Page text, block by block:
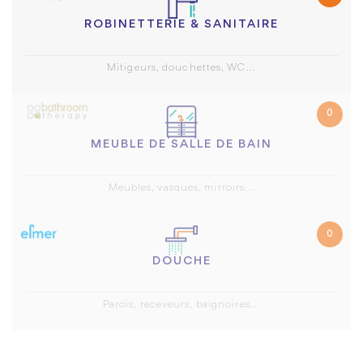
ROBINETTERIE & SANITAIRE
Mitigeurs, douchettes, WC...
0
MEUBLE DE SALLE DE BAIN
Meubles, vasques, mirroirs...
0
DOUCHE
Parois, receveurs, baignoires...